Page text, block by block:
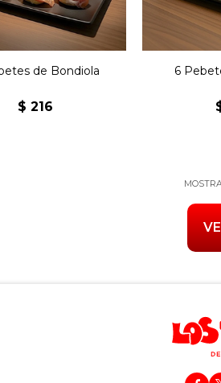
de Bondiola
$ 216
6